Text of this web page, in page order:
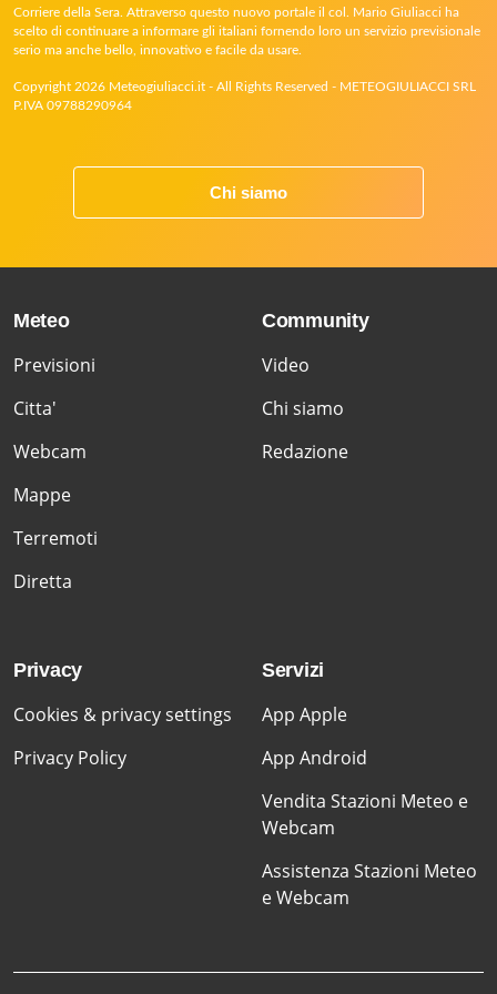
Corriere della Sera. Attraverso questo nuovo portale il col. Mario Giuliacci ha
scelto di continuare a informare gli italiani fornendo loro un servizio previsionale
serio ma anche bello, innovativo e facile da usare.
Copyright 2026 Meteogiuliacci.it - All Rights Reserved - METEOGIULIACCI SRL
P.IVA 09788290964
Chi siamo
Meteo
Previsioni
Citta'
Webcam
Mappe
Terremoti
Diretta
Community
Video
Chi siamo
Redazione
Privacy
Cookies & privacy settings
Privacy Policy
Servizi
App Apple
App Android
Vendita Stazioni Meteo e
Webcam
Assistenza Stazioni Meteo
e Webcam